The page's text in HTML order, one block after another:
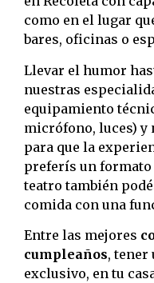
como en el lugar
bares, oficinas o
Llevar el humor
nuestras
equipamiento
micrófono, luces) y
para que la
preferís un formato
teatro también
comida con una
Entre las mejores
cumpleaños, tener
exclusivo, en tu